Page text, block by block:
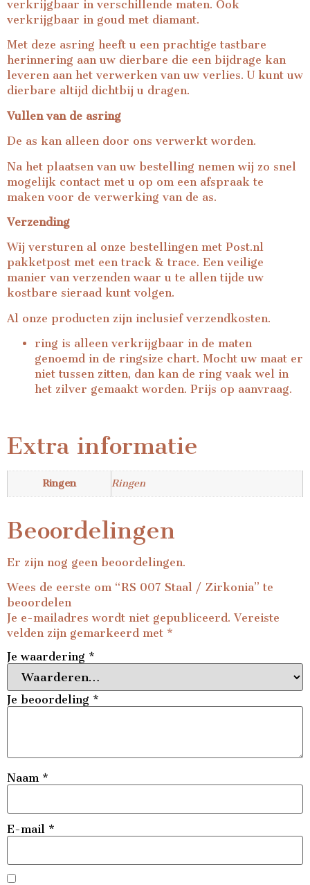
verkrijgbaar in verschillende maten. Ook
verkrijgbaar in goud met diamant.
Met deze asring heeft u een prachtige tastbare
herinnering aan uw dierbare die een bijdrage kan
leveren aan het verwerken van uw verlies. U kunt uw
dierbare altijd dichtbij u dragen.
Vullen van de asring
De as kan alleen door ons verwerkt worden.
Na het plaatsen van uw bestelling nemen wij zo snel
mogelijk contact met u op om een afspraak te
maken voor de verwerking van de as.
Verzending
Wij versturen al onze bestellingen met Post.nl
pakketpost met een track & trace. Een veilige
manier van verzenden waar u te allen tijde uw
kostbare sieraad kunt volgen.
Al onze producten zijn inclusief verzendkosten.
ring is alleen verkrijgbaar in de maten
genoemd in de ringsize chart. Mocht uw maat er
niet tussen zitten, dan kan de ring vaak wel in
het zilver gemaakt worden. Prijs op aanvraag.
Extra informatie
Ringen Ringen
Beoordelingen
Er zijn nog geen beoordelingen.
Wees de eerste om “RS 007 Staal / Zirkonia” te
beoordelen
Je e-mailadres wordt niet gepubliceerd. Vereiste
velden zijn gemarkeerd met *
Je waardering *
Je beoordeling *
Naam *
E-mail *